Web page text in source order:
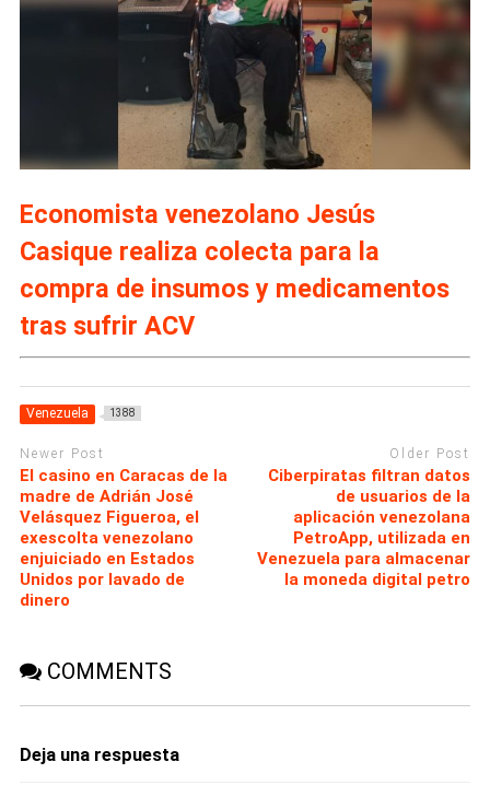
Economista venezolano Jesús
Casique realiza colecta para la
compra de insumos y medicamentos
tras sufrir ACV
Venezuela 1388
Newer Post
El casino en Caracas de la
madre de Adrián José
Velásquez Figueroa, el
exescolta venezolano
enjuiciado en Estados
Unidos por lavado de
dinero
Older Post
Ciberpiratas filtran datos
de usuarios de la
aplicación venezolana
PetroApp, utilizada en
Venezuela para almacenar
la moneda digital petro
COMMENTS
Deja una respuesta